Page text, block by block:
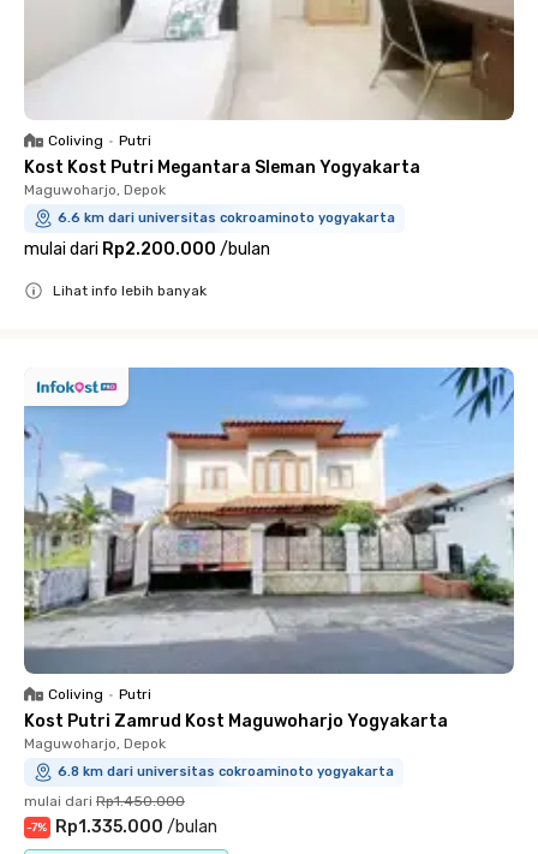
Coliving • Putri
Kost Kost Putri Megantara Sleman Yogyakarta
Maguwoharjo, Depok
6.6 km dari universitas cokroaminoto yogyakarta
mulai dari Rp2.200.000 /bulan
Lihat info lebih banyak
Coliving • Putri
Kost Putri Zamrud Kost Maguwoharjo Yogyakarta
Maguwoharjo, Depok
6.8 km dari universitas cokroaminoto yogyakarta
mulai dari Rp1.450.000
-7% Rp1.335.000 /bulan